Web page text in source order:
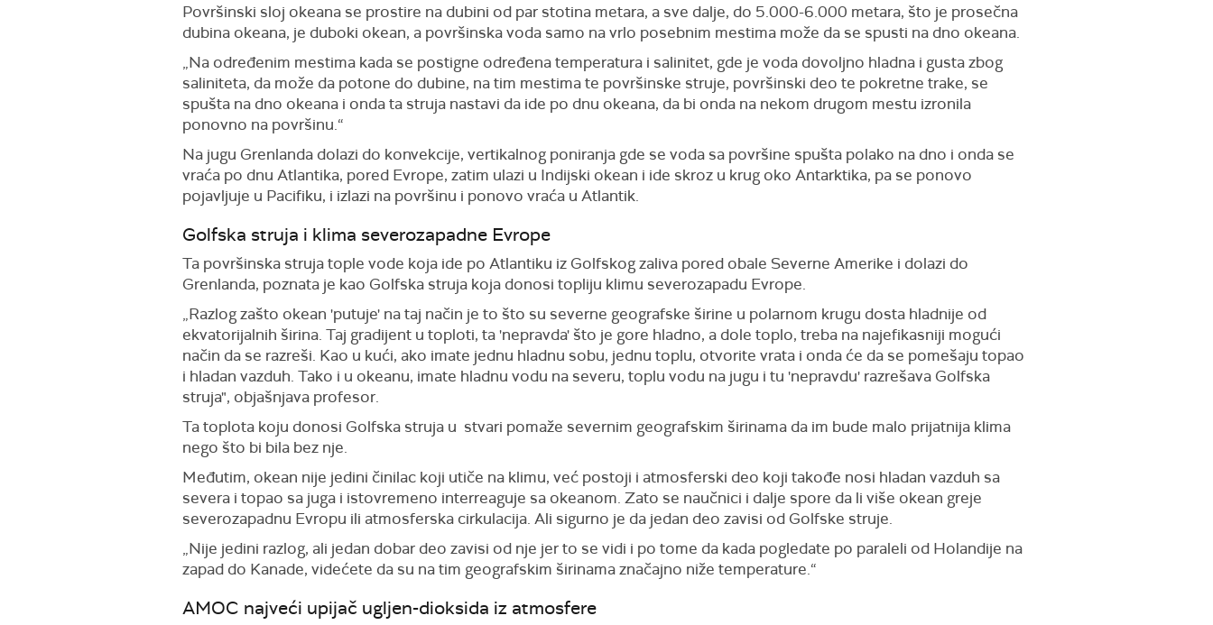
Površinski sloj okeana se prostire na dubini od par stotina metara, a sve dalje, do 5.000-6.000 metara, što je prosečna
dubina okeana, je duboki okean, a površinska voda samo na vrlo posebnim mestima može da se spusti na dno okeana.
„Na određenim mestima kada se postigne određena temperatura i salinitet, gde je voda dovoljno hladna i gusta zbog
saliniteta, da može da potone do dubine, na tim mestima te površinske struje, površinski deo te pokretne trake, se
spušta na dno okeana i onda ta struja nastavi da ide po dnu okeana, da bi onda na nekom drugom mestu izronila
ponovno na površinu.“
Na jugu Grenlanda dolazi do konvekcije, vertikalnog poniranja gde se voda sa površine spušta polako na dno i onda se
vraća po dnu Atlantika, pored Evrope, zatim ulazi u Indijski okean i ide skroz u krug oko Antarktika, pa se ponovo
pojavljuje u Pacifiku, i izlazi na površinu i ponovo vraća u Atlantik.
Golfska struja i klima severozapadne Evrope
Ta površinska struja tople vode koja ide po Atlantiku iz Golfskog zaliva pored obale Severne Amerike i dolazi do
Grenlanda, poznata je kao Golfska struja koja donosi topliju klimu severozapadu Evrope.
„Razlog zašto okean 'putuje' na taj način je to što su severne geografske širine u polarnom krugu dosta hladnije od
ekvatorijalnih širina. Taj gradijent u toploti, ta 'nepravda' što je gore hladno, a dole toplo, treba na najefikasniji mogući
način da se razreši. Kao u kući, ako imate jednu hladnu sobu, jednu toplu, otvorite vrata i onda će da se pomešaju topao
i hladan vazduh. Tako i u okeanu, imate hladnu vodu na severu, toplu vodu na jugu i tu 'nepravdu' razrešava Golfska
struja", objašnjava profesor.
Ta toplota koju donosi Golfska struja u stvari pomaže severnim geografskim širinama da im bude malo prijatnija klima
nego što bi bila bez nje.
Međutim, okean nije jedini činilac koji utiče na klimu, već postoji i atmosferski deo koji takođe nosi hladan vazduh sa
severa i topao sa juga i istovremeno interreaguje sa okeanom. Zato se naučnici i dalje spore da li više okean greje
severozapadnu Evropu ili atmosferska cirkulacija. Ali sigurno je da jedan deo zavisi od Golfske struje.
„Nije jedini razlog, ali jedan dobar deo zavisi od nje jer to se vidi i po tome da kada pogledate po paraleli od Holandije na
zapad do Kanade, videćete da su na tim geografskim širinama značajno niže temperature.“
AMOC najveći upijač ugljen-dioksida iz atmosfere